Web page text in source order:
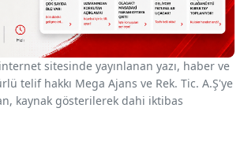
sitesinde yayınlanan yazı, haber ve
telif hakkı Mega Ajans ve Rek. Tic. A.Ş'ye
kaynak gösterilerek dahi iktibas